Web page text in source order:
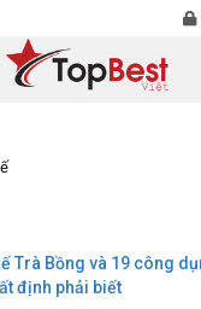
Trà Bồng và 19 công
định phải biết